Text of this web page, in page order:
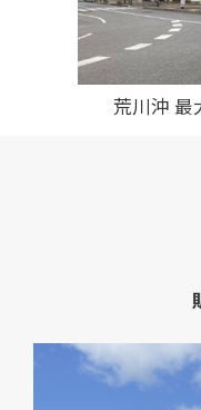
荒川沖 最